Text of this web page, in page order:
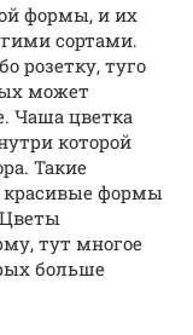
формы, и их
сортами.
розетку, туго
может
Чаша цветка
которой
Такие
формы
тут многое
больше